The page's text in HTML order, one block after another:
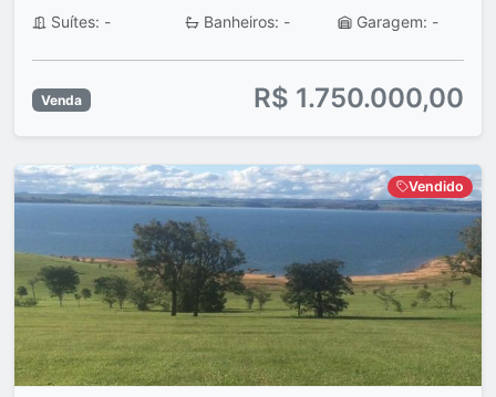
Suítes: -
Banheiros: - Garagem: -
Venda R$ 1.750.000,00
Vendido